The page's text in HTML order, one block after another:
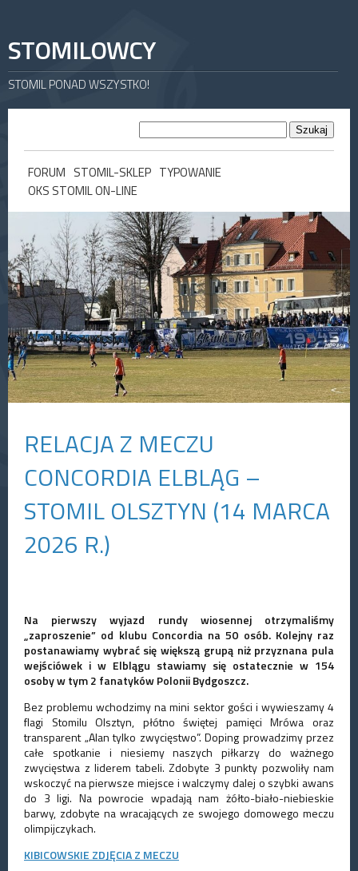
STOMILOWCY
STOMIL PONAD WSZYSTKO!
FORUM STOMIL-SKLEP TYPOWANIE
OKS STOMIL ON-LINE
RELACJA Z MECZU
CONCORDIA ELBLĄG –
STOMIL OLSZTYN (14 MARCA
2026 R.)
Na pierwszy wyjazd rundy wiosennej otrzymaliśmy
„zaproszenie” od klubu Concordia na 50 osób. Kolejny raz
postanawiamy wybrać się większą grupą niż przyznana pula
wejściówek i w Elblągu stawiamy się ostatecznie w 154
osoby w tym 2 fanatyków Polonii Bydgoszcz.
Bez problemu wchodzimy na mini sektor gości i wywieszamy 4
flagi Stomilu Olsztyn, płótno świętej pamięci Mrówa oraz
transparent „Alan tylko zwycięstwo”. Doping prowadzimy przez
całe spotkanie i niesiemy naszych piłkarzy do ważnego
zwycięstwa z liderem tabeli. Zdobyte 3 punkty pozwoliły nam
wskoczyć na pierwsze miejsce i walczymy dalej o szybki awans
do 3 ligi. Na powrocie wpadają nam żółto-biało-niebieskie
barwy, zdobyte na wracających ze swojego domowego meczu
olimpijczykach.
KIBICOWSKIE ZDJĘCIA Z MECZU